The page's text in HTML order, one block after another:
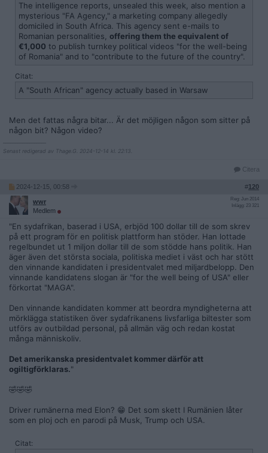
The intelligence reports, unsealed this week, also mention a
mysterious "FA Agency," a marketing company allegedly
domiciled in South Africa. This agency sent e-mails to
Romanian personalities, offering them the equivalent of
€1,000 to publish turnkey political videos "for the well-being
of Romania" and to "contribute to the future of the country".
Citat:
A "South African" agency actually based in Warsaw
Men det fattas några bitar... Är det möjligen någon som sitter på
någon bit? Någon video?
Senast redigerad av Thage.G. 2024-12-14 kl. 22:13.
Citera
2024-12-15, 00:58 #120
wwr
Medlem
Reg: Jun 2014
Inlägg: 23 321
"En sydafrikan, baserad i USA, erbjöd 100 dollar till de som skrev
på ett program för en politisk plattform han stöder. Han lottade
regelbundet ut 1 miljon dollar till de som stödde hans politik. Han
äger även det största sociala, politiska mediet i väst och har stött
den vinnande kandidaten i presidentvalet med miljardbelopp. Den
vinnande kandidatens slogan är "for the well being of USA" eller
förkortat "MAGA".
Den vinnande kandidaten kommer att beordra myndigheterna att
mörklägga statistiken över sydafrikanens livsfarliga biltester som
utförs av outbildad personal, på allmän väg och redan kostat
många människoliv.
Det amerikanska presidentvalet kommer därför att
ogiltigförklaras."
🤣🤣🤣
Driver rumänerna med Elon? 😁 Det som skett I Rumänien låter
som en ploj och en parodi på Musk, Trump och USA.
Citat: